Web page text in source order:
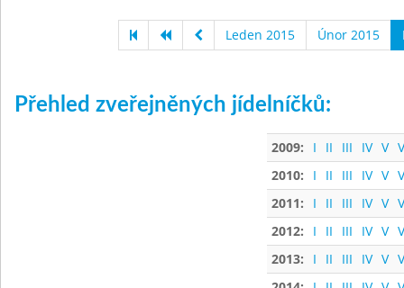
Leden 2015 Únor 2015
Přehled zveřejněných jídelníčků:
2009: I II III IV V
2010:
I II III IV V
2011:
I II III IV V
2012:
I II III IV V
2013:
I II III IV V